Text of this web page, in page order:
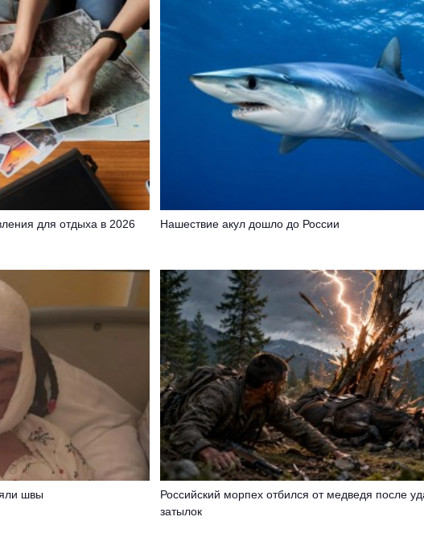
для отдыха в 2026
Нашествие акул дошло до России
швы
Российский морпех отбился от медведя после
затылок